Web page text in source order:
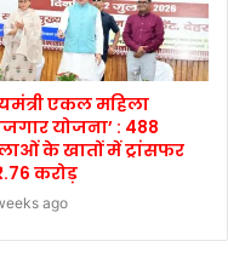
एकल महिला
योजना’ : 488
के खातों में ट्रांसफर
करोड़
ago